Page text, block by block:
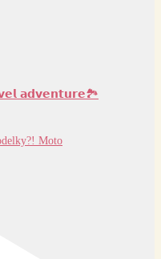
𝗮𝗱𝘃𝗲𝗻𝘁𝘂𝗿𝗲🏞️
Moto